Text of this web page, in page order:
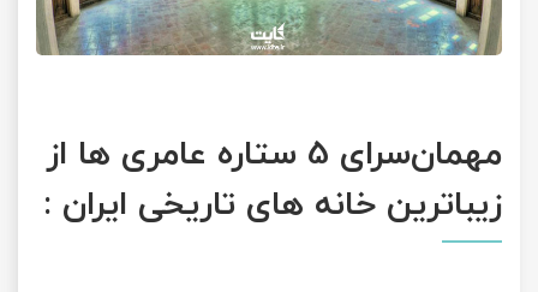
مهمان‌سرای 5 ستاره عامری ها از
زیباترین خانه های تاریخی ایران :